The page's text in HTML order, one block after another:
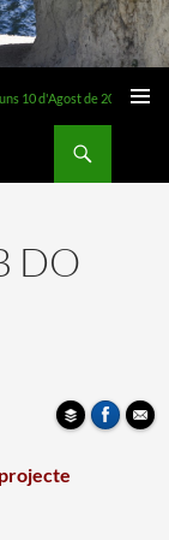
10 d'Agost de 2026
DO